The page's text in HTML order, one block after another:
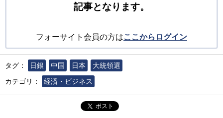
記事となります。
フォーサイト会員の方はここからログイン
タグ： 日銀 中国 日本
大統領選
カテゴリ：
経済・ビジネス
ポスト